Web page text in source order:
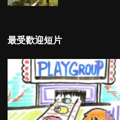
最受歡迎短片